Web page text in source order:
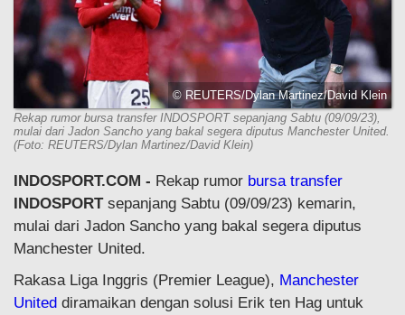
© REUTERS/Dylan Martinez/David Klein
Rekap rumor bursa transfer INDOSPORT sepanjang Sabtu (09/09/23),
mulai dari Jadon Sancho yang bakal segera diputus Manchester United.
(Foto: REUTERS/Dylan Martinez/David Klein)
INDOSPORT.COM - Rekap rumor bursa transfer
INDOSPORTsepanjang Sabtu (09/09/23) kemarin,
mulai dari Jadon Sancho yang bakal segera diputus
Manchester United.
Rakasa Liga Inggris (Premier League), Manchester
United diramaikan dengan solusi Erik ten Hag untuk